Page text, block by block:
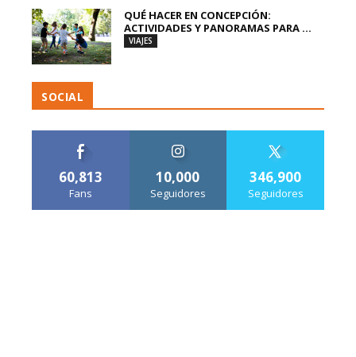
QUÉ HACER EN CONCEPCIÓN:
ACTIVIDADES Y PANORAMAS PARA ...
VIAJES
SOCIAL
60,813
Fans
10,000
Seguidores
346,900
Seguidores